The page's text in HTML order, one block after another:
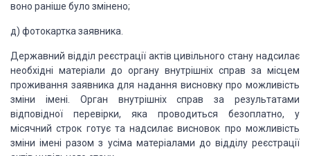
воно раніше було змінено;
д) фотокартка заявника.
Державний відділ реєстрації актів цивільного стану надсилає
необхідні матеріали до органу внутрішніх справ за місцем
проживання заявника для надання висновку про можливість
зміни імені. Орган внутрішніх справ за результатами
відповідної перевірки, яка проводиться безоплатно, у
місячний строк готує та надсилає висновок про можливість
зміни імені разом з усіма матеріалами до відділу реєстрації